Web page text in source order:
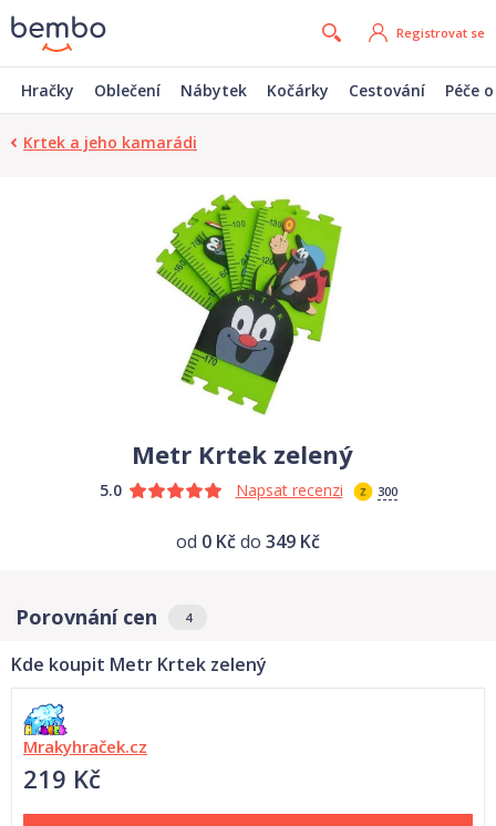
Registrovat se
Hračky Oblečení Nábytek Kočárky Cestování Péče
Krtek a jeho kamarádi
Metr Krtek zelený
5.0 Napsat recenzi 300
od 0 Kčdo 349 Kč
Porovnání cen 4
Kde koupit Metr Krtek zelený
Mrakyhraček.cz
219 Kč